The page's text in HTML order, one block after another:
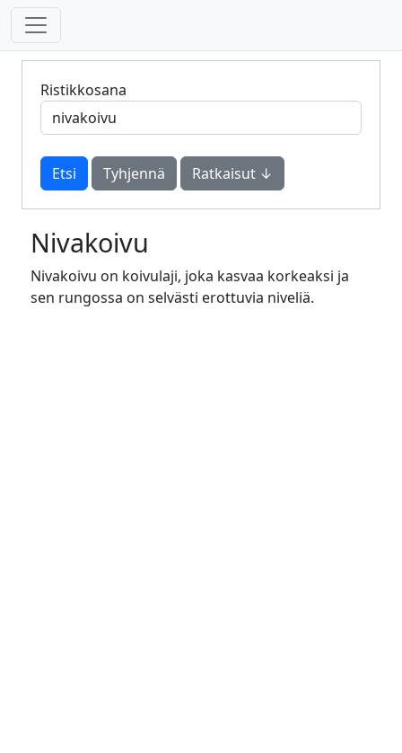
Ristikkosana
Tyhjennä Ratkaisut ↓
Nivakoivu
Nivakoivu on koivulaji, joka kasvaa korkeaksi ja
sen rungossa on selvästi erottuvia niveliä.